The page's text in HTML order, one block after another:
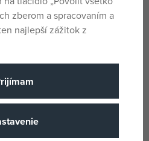
Viacfarebné
zberom a spracovaním a
najlepší zážitok z